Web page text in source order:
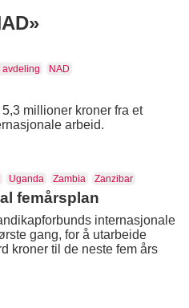
avdeling NAD
millioner kroner fra et
arbeid.
Uganda Zambia Zanzibar
femårsplan
internasjonale
gang, for å utarbeide
kroner til de neste fem års